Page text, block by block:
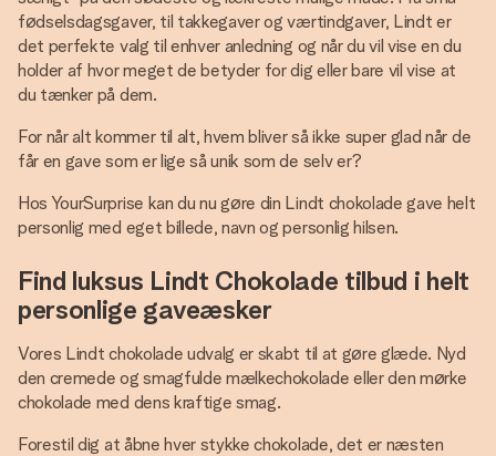
fødselsdagsgaver, til takkegaver og værtindgaver, Lindt er
det perfekte valg til enhver anledning og når du vil vise en du
holder af hvor meget de betyder for dig eller bare vil vise at
du tænker på dem.
For når alt kommer til alt, hvem bliver så ikke super glad når de
får en gave som er lige så unik som de selv er?
Hos YourSurprise kan du nu gøre din Lindt chokolade gave helt
personlig med eget billede, navn og personlig hilsen.
Find luksus Lindt Chokolade tilbud i helt
personlige gaveæsker
Vores Lindt chokolade udvalg er skabt til at gøre glæde. Nyd
den cremede og smagfulde mælkechokolade eller den mørke
chokolade med dens kraftige smag.
Forestil dig at åbne hver stykke chokolade, det er næsten